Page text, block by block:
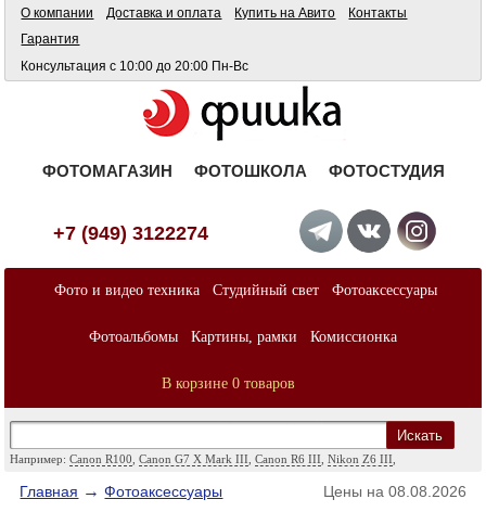
О компании Доставка и оплата Купить на Авито
Контакты
Гарантия
Консультация с 10:00 до 20:00 Пн-Вс
ФОТОМАГАЗИН ФОТОШКОЛА ФОТОСТУДИЯ
+7 (949) 3122274
Фото и видео техника Студийный свет Фотоаксессуары
Фотоальбомы Картины, рамки Комиссионка
В корзине 0 товаров
Искать
Например:Canon R100 ,Canon G7 X Mark III ,Canon R6 III ,Nikon Z6 III
Цены на 08.08.2026
Главная →Фотоаксессуары